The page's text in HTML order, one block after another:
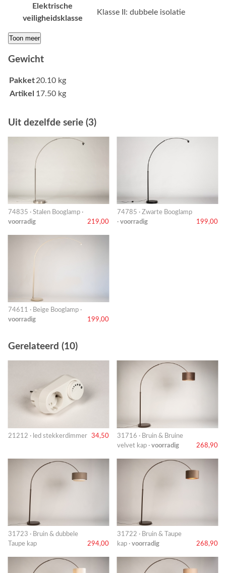
Elektrische
veiligheidsklasse
Klasse II: dubbele isolatie
Toon meer
Gewicht
Pakket20.10 kg
Artikel 17.50 kg
Uit dezelfde serie (3)
74835 · Stalen Booglamp ·
voorradig
219,00
74785 · Zwarte Booglamp
· voorradig 199,00
74611 · Beige Booglamp ·
voorradig
199,00
Gerelateerd (10)
21212 · led stekkerdimmer 34,50
31716 · Bruin & Bruine
velvet kap · voorradig 268,90
31723 · Bruin & dubbele
Taupe kap
294,00
31722 · Bruin & Taupe
kap · voorradig 268,90